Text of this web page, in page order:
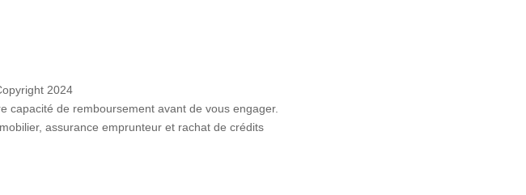
2024
capacité de remboursement avant de vous engager.
assurance emprunteur et rachat de crédits